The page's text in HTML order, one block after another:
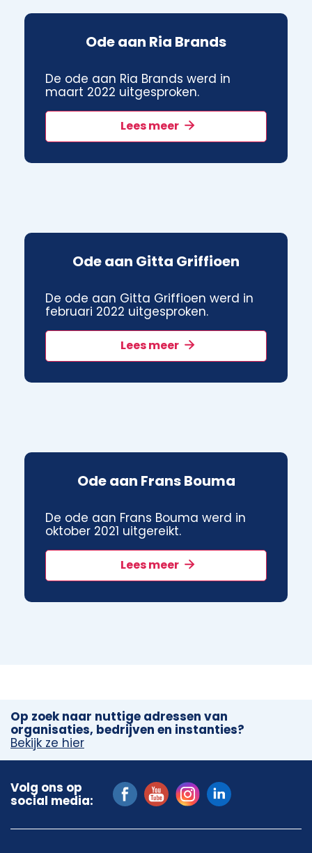
Ode aan Ria Brands
De ode aan Ria Brands werd in
maart 2022 uitgesproken.
Lees meer
Ode aan Gitta Griffioen
De ode aan Gitta Griffioen werd in
februari 2022 uitgesproken.
Lees meer
Ode aan Frans Bouma
De ode aan Frans Bouma werd in
oktober 2021 uitgereikt.
Lees meer
Op zoek naar nuttige adressen van
organisaties, bedrijven en instanties?
Bekijk ze hier
Volg ons op
social media: